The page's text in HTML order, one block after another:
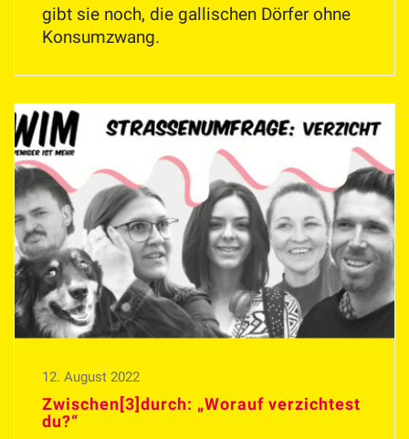
gibt sie noch, die gallischen Dörfer ohne
Konsumzwang.
12. August 2022
Zwischen[3]durch: „Worauf verzichtest
du?“